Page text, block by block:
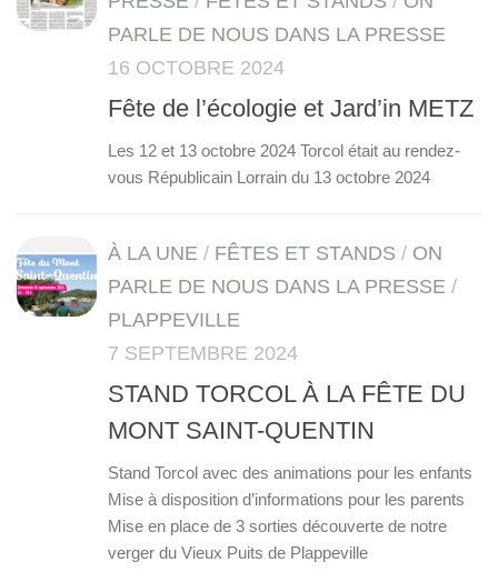
PARLE DE NOUS DANS LA PRESSE
16 OCTOBRE 2024
Fête de l’écologie et Jard’in METZ
Les 12 et 13 octobre 2024 Torcol était au rendez-
vous Républicain Lorrain du 13 octobre 2024
À LA UNE / FÊTES ET STANDS / ON
PARLE DE NOUS DANS LA PRESSE /
PLAPPEVILLE
7 SEPTEMBRE 2024
STAND TORCOL À LA FÊTE DU
MONT SAINT-QUENTIN
Stand Torcol avec des animations pour les enfants
Mise à disposition d’informations pour les parents
Mise en place de 3 sorties découverte de notre
verger du Vieux Puits de Plappeville